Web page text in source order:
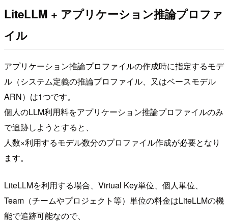
LiteLLM + アプリケーション推論プロファ
イル
アプリケーション推論プロファイルの作成時に指定するモデ
ル（システム定義の推論プロファイル、又はベースモデル
ARN）は1つです。
個人のLLM利用料をアプリケーション推論プロファイルのみ
で追跡しようとすると、
人数×利用するモデル数分のプロファイル作成が必要となり
ます。
LiteLLMを利用する場合、Virtual Key単位、個人単位、
Team（チームやプロジェクト等）単位の料金はLiteLLMの機
能で追跡可能なので、